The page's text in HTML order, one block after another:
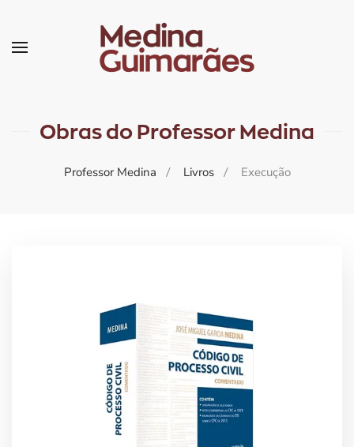
Obras do Professor Medina
Professor Medina Livros Execução